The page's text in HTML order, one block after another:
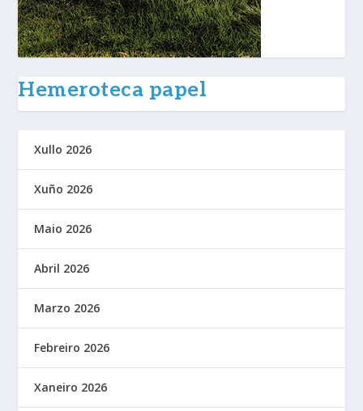
Hemeroteca papel
Xullo 2026
Xuño 2026
Maio 2026
Abril 2026
Marzo 2026
Febreiro 2026
Xaneiro 2026